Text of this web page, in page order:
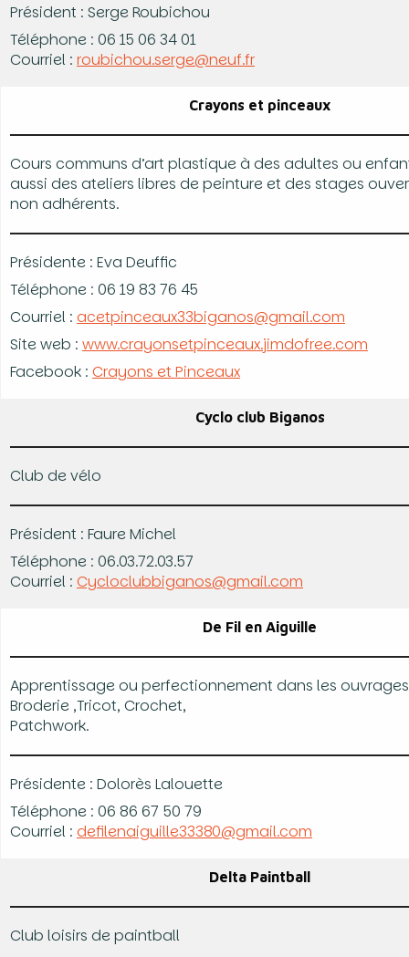
Président : Serge Roubichou
Téléphone : 06 15 06 34 01
Courriel : roubichou.serge@neuf.fr
Crayons et pinceaux
Cours communs d’art plastique à des adultes ou
aussi des ateliers libres de peinture et des stages
non adhérents.
Présidente : Eva Deuffic
Téléphone : 06 19 83 76 45
Courriel : acetpinceaux33biganos@gmail.com
Site web : www.crayonsetpinceaux.jimdofree.com
Facebook : Crayons et Pinceaux
Cyclo club Biganos
Club de vélo
Président : Faure Michel
Téléphone : 06.03.72.03.57
Courriel : Cycloclubbiganos@gmail.com
De Fil en Aiguille
Apprentissage ou perfectionnement dans les
Broderie ,Tricot, Crochet,
Patchwork.
Présidente : Dolorès Lalouette
Téléphone : 06 86 67 50 79
Courriel : defilenaiguille33380@gmail.com
Delta Paintball
Club loisirs de paintball